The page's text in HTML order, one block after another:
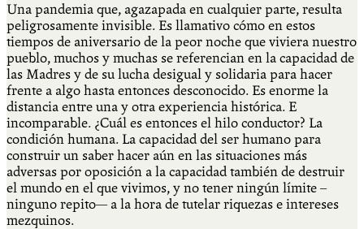
Una pandemia que, agazapada en cualquier parte, resulta
peligrosamente invisible. Es llamativo cómo en estos
tiempos de aniversario de la peor noche que viviera nuestro
pueblo, muchos y muchas se referencian en la capacidad de
las Madres y de su lucha desigual y solidaria para hacer
frente a algo hasta entonces desconocido. Es enorme la
distancia entre una y otra experiencia histórica. E
incomparable. ¿Cuál es entonces el hilo conductor? La
condición humana. La capacidad del ser humano para
construir un saber hacer aún en las situaciones más
adversas por oposición a la capacidad también de destruir
el mundo en el que vivimos, y no tener ningún límite –
ninguno repito— a la hora de tutelar riquezas e intereses
mezquinos.